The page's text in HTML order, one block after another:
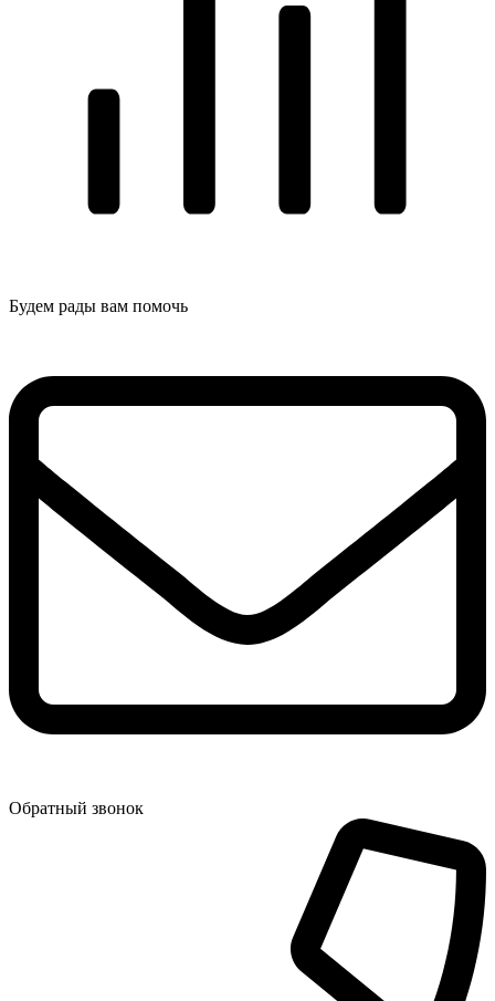
Будем рады вам помочь
Обратный звонок